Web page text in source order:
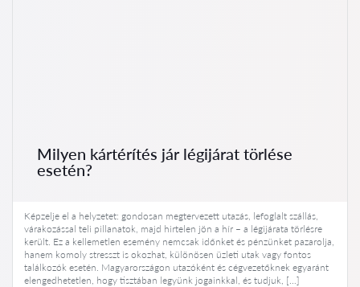
Milyen kártérítés jár légijárat törlése
esetén?
Képzelje el a helyzetet: gondosan megtervezett utazás, lefoglalt szállás,
várakozással teli pillanatok, majd hirtelen jön a hír – a légijárata törlésre
került. Ez a kellemetlen esemény nemcsak időnket és pénzünket pazarolja,
hanem komoly stresszt is okozhat, különösen üzleti utak vagy fontos
találkozók esetén. Magyarországon utazóként és cégvezetőknek egyaránt
elengedhetetlen, hogy tisztában legyünk jogainkkal, és tudjuk, […]